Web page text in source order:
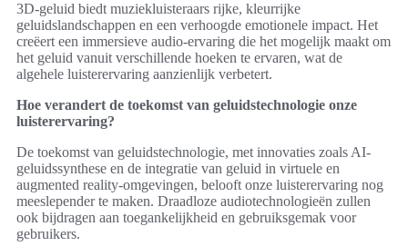
3D-geluid biedt muziekluisteraars rijke, kleurrijke
geluidslandschappen en een verhoogde emotionele impact. Het
creëert een immersieve audio-ervaring die het mogelijk maakt om
het geluid vanuit verschillende hoeken te ervaren, wat de
algehele luisterervaring aanzienlijk verbetert.
Hoe verandert de toekomst van geluidstechnologie onze
luisterervaring?
De toekomst van geluidstechnologie, met innovaties zoals AI-
geluidssynthese en de integratie van geluid in virtuele en
augmented reality-omgevingen, belooft onze luisterervaring nog
meeslepender te maken. Draadloze audiotechnologieën zullen
ook bijdragen aan toegankelijkheid en gebruiksgemak voor
gebruikers.